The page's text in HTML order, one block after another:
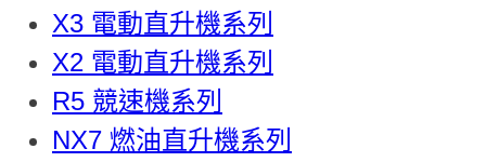
X3 電動直升機系列
X2 電動直升機系列
R5 競速機系列
NX7 燃油直升機系列